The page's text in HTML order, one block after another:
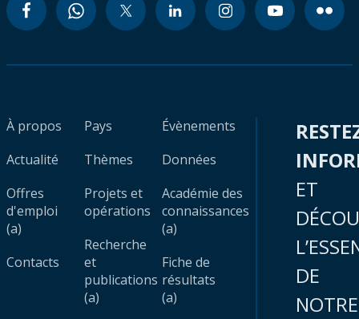
À propos
Actualité
Offres
d'emploi
(a)
Contacts
Pays
Thèmes
Projets et
opérations
Recherche
et
publications
(a)
Évènements
Données
Académie des
connaissances
(a)
Fiche de
résultats
(a)
ET
DE
NOTRE